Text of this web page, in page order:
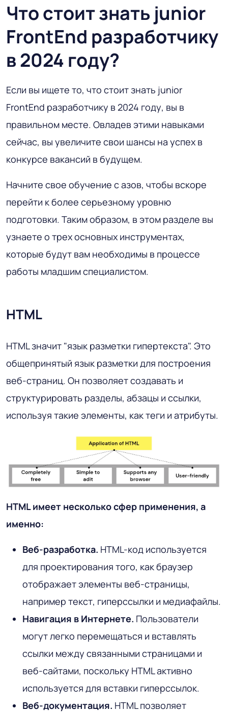
Что стоит знать junior
FrontEnd разработчику
в 2024 году?
Если вы ищете то, что стоит знать junior
FrontEnd разработчику в 2024 году, вы в
правильном месте. Овладев этими навыками
сейчас, вы увеличите свои шансы на успех в
конкурсе вакансий в будущем.
Начните свое обучение с азов, чтобы вскоре
перейти к более серьезному уровню
подготовки. Таким образом, в этом разделе вы
узнаете о трех основных инструментах,
которые будут вам необходимы в процессе
работы младшим специалистом.
HTML
HTML значит "язык разметки гипертекста". Это
общепринятый язык разметки для построения
веб-страниц. Он позволяет создавать и
структурировать разделы, абзацы и ссылки,
используя такие элементы, как теги и атрибуты.
HTML имеет несколько сфер применения, а
именно:
Веб-разработка. HTML-код используется
для проектирования того, как браузер
отображает элементы веб-страницы,
например текст, гиперссылки и медиафайлы.
Навигация в Интернете. Пользователи
могут легко перемещаться и вставлять
ссылки между связанными страницами и
веб-сайтами, поскольку HTML активно
используется для вставки гиперссылок.
Веб-документация. HTML позволяет